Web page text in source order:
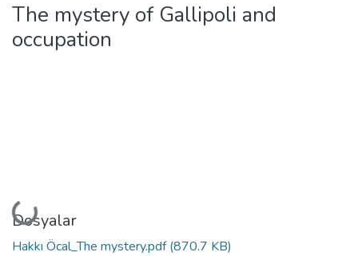
The mystery of Gallipoli and
occupation
Yükleniyor...
Dosyalar
Hakkı Öcal_The mystery.pdf(870.7 KB)